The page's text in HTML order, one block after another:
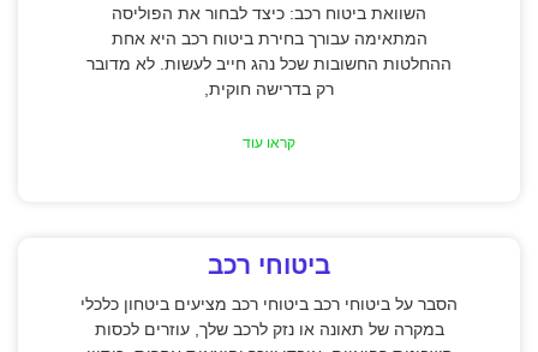
השוואת ביטוח רכב: כיצד לבחור את הפוליסה
המתאימה עבורך בחירת ביטוח רכב היא אחת
ההחלטות החשובות שכל נהג חייב לעשות. לא מדובר
רק בדרישה חוקית,
קראו עוד
ביטוחי רכב
הסבר על ביטוחי רכב ביטוחי רכב מציעים ביטחון כלכלי
במקרה של תאונה או נזק לרכב שלך, עוזרים לכסות